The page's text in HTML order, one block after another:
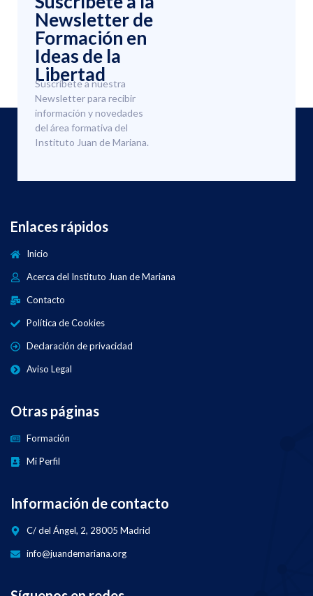
Newsletter de
Formación en
Ideas de la
Libertad
Suscríbete a nuestra
Newsletter para recibir
información y novedades
del área formativa del
Instituto Juan de Mariana.
Enlaces rápidos
Inicio
Acerca del Instituto Juan de Mariana
Contacto
Política de Cookies
Declaración de privacidad
Aviso Legal
Otras páginas
Formación
Mi Perfil
Información de contacto
C/ del Ángel, 2, 28005 Madrid
info@juandemariana.org